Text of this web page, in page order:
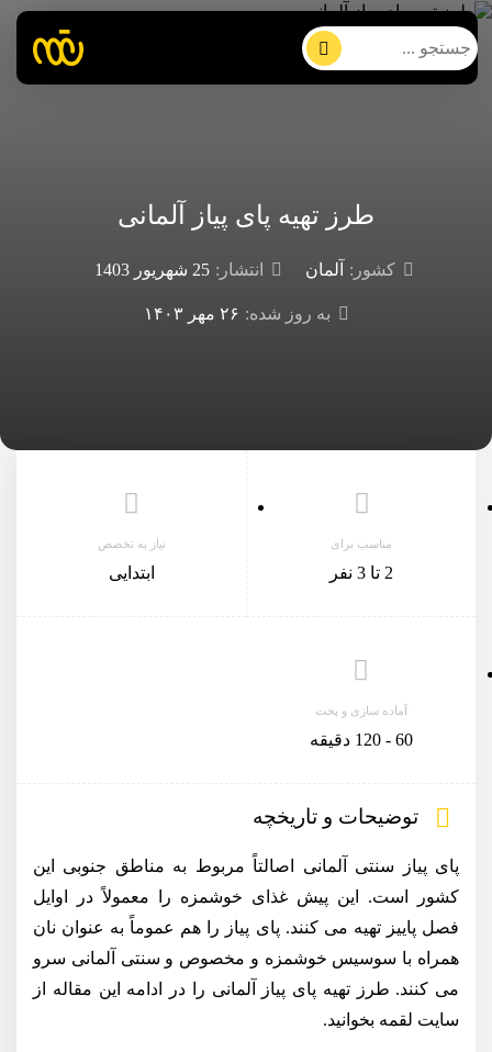
طرز تهیه پای پیاز آلمانی
کشور: آلمان انتشار: 25 شهریور 1403
به روز شده: ۲۶ مهر ۱۴۰۳
مناسب برای
2 تا 3 نفر
نیاز به تخصص
ابتدایی
آماده سازی و پخت
60 - 120 دقیقه
توضیحات و تاریخچه
پای پیاز سنتی آلمانی اصالتاً مربوط به مناطق جنوبی این
کشور است. این پیش غذای خوشمزه را معمولاً در اوایل
فصل پاییز تهیه می کنند. پای پیاز را هم عموماً به عنوان نان
همراه با سوسیس خوشمزه و مخصوص و سنتی آلمانی سرو
می کنند. طرز تهیه پای پیاز آلمانی را در ادامه این مقاله از
سایت لقمه بخوانید.